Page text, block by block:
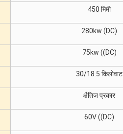
450 मिमी
280kw (DC)
75kw ((DC)
30/18.5 किलोवाट
क्षैतिज प्रकार
60V ((DC)